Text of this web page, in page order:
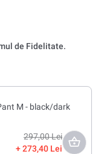
de Fidelitate.
M - black/dark
297,00 Lei
273,40 Lei